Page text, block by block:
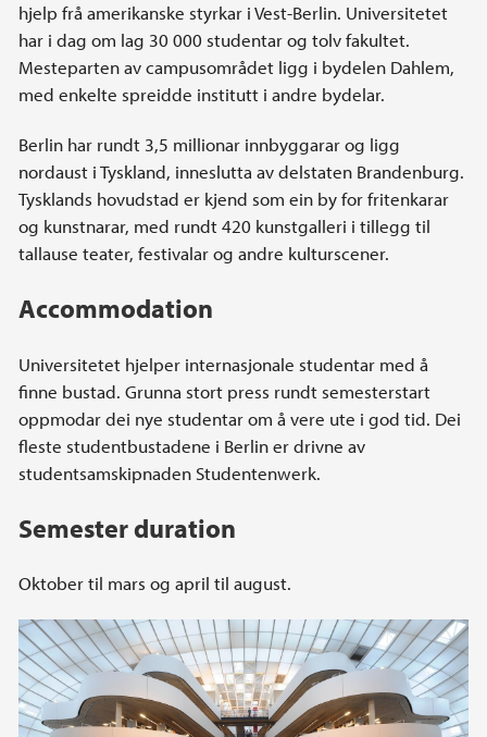
hjelp frå amerikanske styrkar i Vest-Berlin. Universitetet
har i dag om lag 30 000 studentar og tolv fakultet.
Mesteparten av campusområdet ligg i bydelen Dahlem,
med enkelte spreidde institutt i andre bydelar.
Berlin har rundt 3,5 millionar innbyggarar og ligg
nordaust i Tyskland, inneslutta av delstaten Brandenburg.
Tysklands hovudstad er kjend som ein by for fritenkarar
og kunstnarar, med rundt 420 kunstgalleri i tillegg til
tallause teater, festivalar og andre kulturscener.
Accommodation
Universitetet hjelper internasjonale studentar med å
finne bustad. Grunna stort press rundt semesterstart
oppmodar dei nye studentar om å vere ute i god tid. Dei
fleste studentbustadene i Berlin er drivne av
studentsamskipnaden Studentenwerk.
Semester duration
Oktober til mars og april til august.